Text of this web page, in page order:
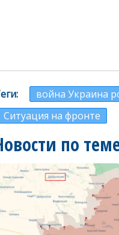
война Украина
Ситуация на фронте
по